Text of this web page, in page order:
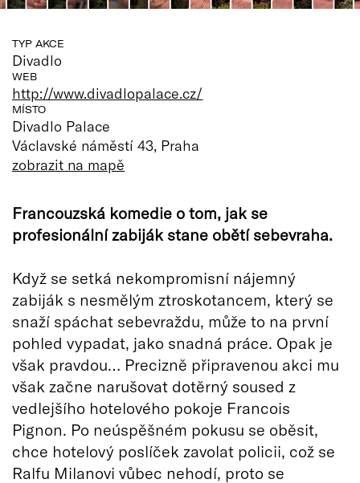
TYP AKCE
Divadlo
WEB
http://www.divadlopalace.cz/
MÍSTO
Divadlo Palace
Václavské náměstí 43, Praha
zobrazit na mapě
Francouzská komedie o tom, jak se
profesionální zabiják stane obětí sebevraha.
Když se setká nekompromisní nájemný
zabiják s nesmělým ztroskotancem, který se
snaží spáchat sebevraždu, může to na první
pohled vypadat, jako snadná práce. Opak je
však pravdou… Precizně připravenou akci mu
však začne narušovat dotěrný soused z
vedlejšího hotelového pokoje Francois
Pignon. Po neúspěšném pokusu se oběsit,
chce hotelový poslíček zavolat policii, což se
Ralfu Milanovi vůbec nehodí, proto se